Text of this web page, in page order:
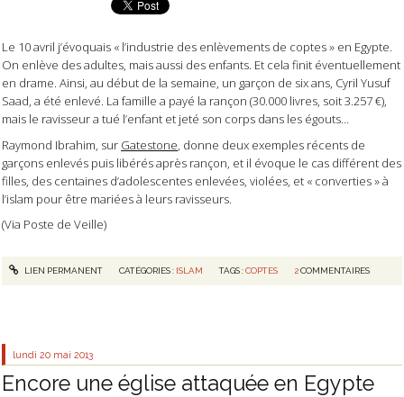
Le 10 avril j’évoquais « l’industrie des enlèvements de coptes » en Egypte.
On enlève des adultes, mais aussi des enfants. Et cela finit éventuellement
en drame. Ainsi, au début de la semaine, un garçon de six ans, Cyril Yusuf
Saad, a été enlevé. La famille a payé la rançon (30.000 livres, soit 3.257 €),
mais le ravisseur a tué l’enfant et jeté son corps dans les égouts…
Raymond Ibrahim, sur Gatestone , donne deux exemples récents de
garçons enlevés puis libérés après rançon, et il évoque le cas différent des
filles, des centaines d’adolescentes enlevées, violées, et « converties » à
l’islam pour être mariées à leurs ravisseurs.
(Via Poste de Veille)
LIEN PERMANENT CATÉGORIES : ISLAM TAGS :COPTES 2 COMMENTAIRES
lundi 20 mai 2013
Encore une église attaquée en Egypte